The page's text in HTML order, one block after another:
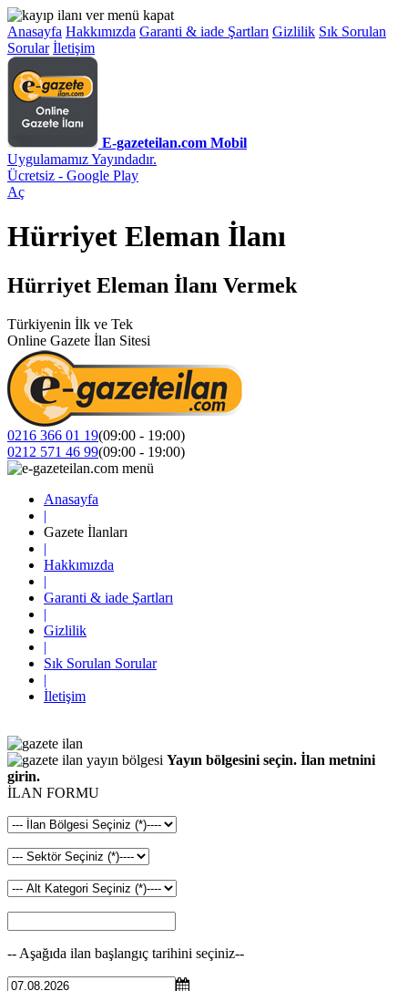
Anasayfa Hakkımızda Garanti & iade Şartları Gizlilik Sık Sorulan
Sorular İletişim
E-gazeteilan.com Mobil
Uygulamamız Yayındadır.
Ücretsiz - Google Play
Aç
Hürriyet Eleman İlanı
Hürriyet Eleman İlanı Vermek
Türkiyenin İlk ve Tek
Online Gazete İlan Sitesi
0216 366 01 19(09:00 - 19:00)
0212 571 46 99(09:00 - 19:00)
Anasayfa
|
Gazete İlanları
|
Hakkımızda
|
Garanti & iade Şartları
|
Gizlilik
|
Sık Sorulan Sorular
|
İletişim
Yayın bölgesini seçin. İlan metnini
girin.
İLAN FORMU
-- Aşağıda ilan başlangıç tarihini seçiniz--